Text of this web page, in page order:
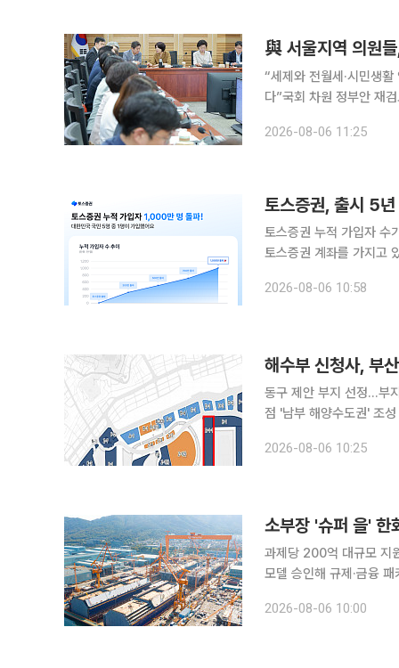
與 서울지역 의원
“세제와 전월세·시민생
다”국회 차원 정부안 재검토 가능성에 “전제
2026-08-06 11:25
토스증권, 출시 5
토스증권 누적 가입자 수
토스증권 계좌를 가지고 있다는 의미다. 6일 토스증권에 따르
1000만 명을 넘어섰다.
2026-08-06 10:58
해수부 신청사, 부
동구 제안 부지 선정…부
점 '남부 해양수도권' 조성 속도 해양수산부 신청사가 부산광역시 동구 북항 1단
2026-08-06 10:25
소부장 '슈퍼 을'
과제당 200억 대규모 지
모델 승인해 규제·금융
로 한화오션 등 5곳을 신
2026-08-06 10:00